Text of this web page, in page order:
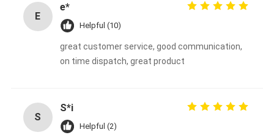
E
e*
Helpful (10)
great customer service, good communication,
on time dispatch, great product
S
S*i
Helpful (2)